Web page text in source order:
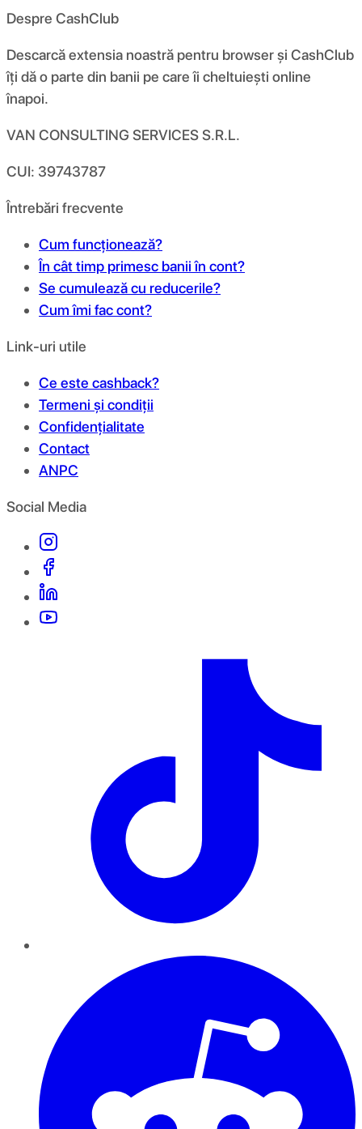
Despre CashClub
Descarcă extensia noastră pentru browser și CashClub
îți dă o parte din banii pe care îi cheltuiești online
înapoi.
VAN CONSULTING SERVICES S.R.L.
CUI: 39743787
Întrebări frecvente
Cum funcționează?
În cât timp primesc banii în cont?
Se cumulează cu reducerile?
Cum îmi fac cont?
Link-uri utile
Ce este cashback?
Termeni și condiții
Confidențialitate
Contact
ANPC
Social Media